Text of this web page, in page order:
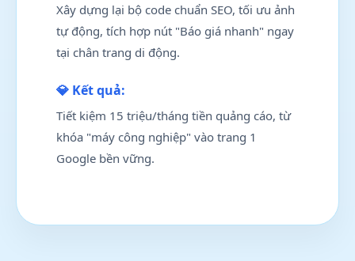
Xây dựng lại bộ code chuẩn SEO, tối ưu ảnh
tự động, tích hợp nút "Báo giá nhanh" ngay
tại chân trang di động.
💎 Kết quả:
Tiết kiệm 15 triệu/tháng tiền quảng cáo, từ
khóa "máy công nghiệp" vào trang 1
Google bền vững.